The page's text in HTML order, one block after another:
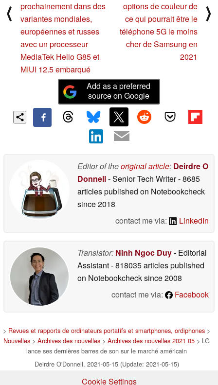
⟨
prochainement dans des
variantes mondiales,
européennes et russes
avec un processeur
MediaTek Helio G85 et
MIUI 12.5 embarqué
options de couleur de
ce qui pourrait être le
téléphone 5G le moins
cher de Samsung en
2021
⟩
Add as a preferred
source on Google
Editor of theoriginal article: Deirdre O
Donnell- Senior Tech Writer- 8685
articles published on Notebookcheck
since 2018
contact me via:
LinkedIn
Translator: Ninh Ngoc Duy- Editorial
Assistant- 818035 articles published
on Notebookchecksince 2008
contact me via:
Facebook
> Revues et rapports de ordinateurs portatifs et smartphones, ordiphones >
Nouvelles > Archives des nouvelles > Archives des nouvelles 2021 05 > LG
lance ses dernières barres de son sur le marché américain
Deirdre O'Donnell, 2021-05-15 (Update: 2021-05-15)
Cookie Settings